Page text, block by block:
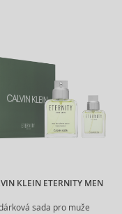
KLEIN ETERNITY MEN
sada pro muže